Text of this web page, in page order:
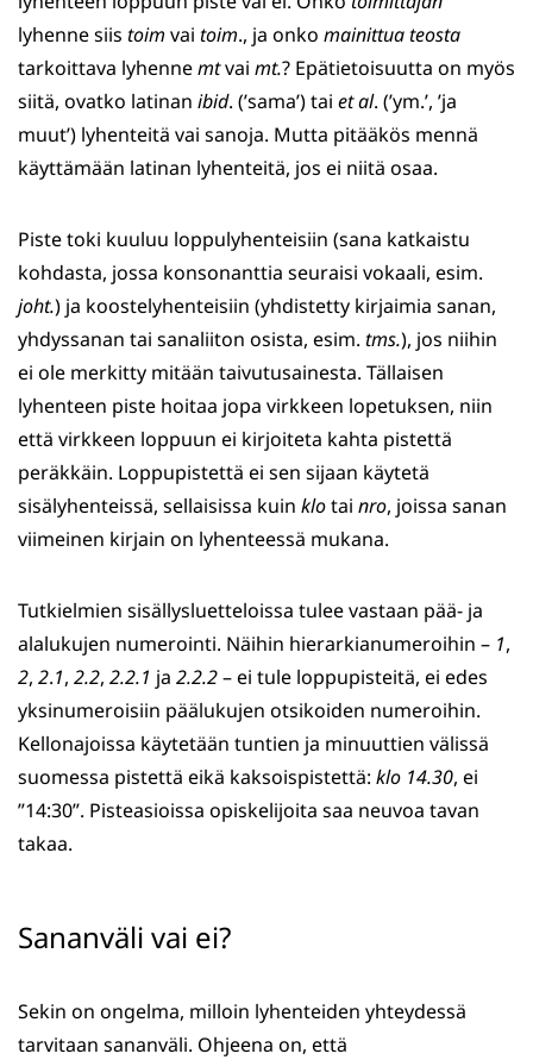
lyhenne siis toim vai toim., ja onko mainittua teosta
tarkoittava lyhennemtvai mt.? Epätietoisuutta on myös
siitä, ovatko latinan ibid. (’sama’) tai et al. (’ym.’, ’ja
muut’) lyhenteitä vai sanoja. Mutta pitääkös mennä
käyttämään latinan lyhenteitä, jos ei niitä osaa.
Piste toki kuuluu loppulyhenteisiin (sana katkaistu
kohdasta, jossa konsonanttia seuraisi vokaali, esim.
joht.) ja koostelyhenteisiin (yhdistetty kirjaimia sanan,
yhdyssanan tai sanaliiton osista, esim. tms.), jos niihin
ei ole merkitty mitään taivutusainesta. Tällaisen
lyhenteen piste hoitaa jopa virkkeen lopetuksen, niin
että virkkeen loppuun ei kirjoiteta kahta pistettä
peräkkäin. Loppupistettä ei sen sijaan käytetä
sisälyhenteissä, sellaisissa kuin klotai nro, joissa sanan
viimeinen kirjain on lyhenteessä mukana.
Tutkielmien sisällysluetteloissa tulee vastaan pää- ja
alalukujen numerointi. Näihin hierarkianumeroihin – 1,
2, 2.1, 2.2, 2.2.1 ja 2.2.2– ei tule loppupisteitä, ei edes
yksinumeroisiin päälukujen otsikoiden numeroihin.
Kellonajoissa käytetään tuntien ja minuuttien välissä
suomessa pistettä eikä kaksoispistettä: klo 14.30, ei
”14:30”. Pisteasioissa opiskelijoita saa neuvoa tavan
takaa.
Sananväli vai ei?
Sekin on ongelma, milloin lyhenteiden yhteydessä
tarvitaan sananväli. Ohjeena on, että